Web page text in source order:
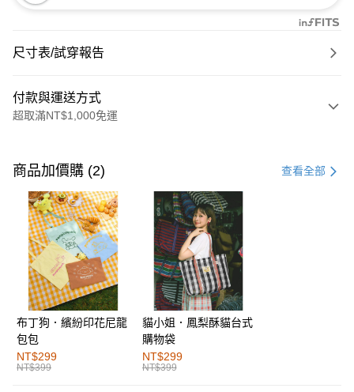
尺寸表/試穿報告
付款與運送方式
超取滿NT$1,000免運
信用卡一次付款
購物金
超商取貨付款
LINE Pay
街口支付
運送方式
全家取貨付款
每筆NT$60，滿NT$1,000(含以上)免運費
商品加價購 (2) 查看全部
布丁狗．繽紛印花尼龍
包包
NT$299
NT$399
貓小姐．鳳梨酥貓台式
購物袋
NT$299
NT$399